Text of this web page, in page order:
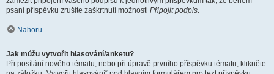
psaní příspěvku zrušíte zaškrtnutí možnosti Připojit podpis.
Nahoru
Jak můžu vytvořit hlasování/anketu?
Při posílání nového tématu, nebo při úpravě prvního příspěvku tématu, klikněte